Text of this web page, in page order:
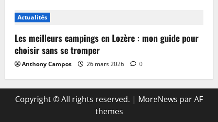
Actualités
Les meilleurs campings en Lozère : mon guide pour
choisir sans se tromper
Anthony Campos 26 mars 2026 0
Copyright © All rights reserved. | MoreNews par AF
themes